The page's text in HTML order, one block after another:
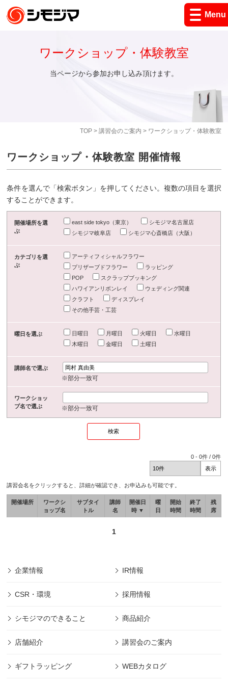
Menu
TOP> 講習会のご案内 > ワークショップ・体験教室
ワークショップ・体験教室
当ページから参加お申し込み頂けます。
ワークショップ・体験教室 開催情報
条件を選んで「検索ボタン」を押してください。複数の項目を選択
することができます。
開催場所を選
ぶ
east side tokyo（東京）
シモジマ名古屋店
シモジマ岐阜店
シモジマ心斎橋店（大阪）
カテゴリを選
ぶ
アーティフィシャルフラワー
プリザーブドフラワー
ラッピング
POP
スクラップブッキング
ハワイアンリボンレイ
ウェディング関連
クラフト
ディスプレイ
その他手芸・工芸
曜日を選ぶ 日曜日 月曜日 火曜日
水曜日
木曜日
金曜日 土曜日
講師名で選ぶ
※部分一致可
ワークショッ
プ名で選ぶ
※部分一致可
0 -0件 /0件
講習会名をクリックすると、詳細が確認でき、お申込みも可能です。
開催場所
ワークシ
ョップ名
サブタイ
トル
講師
名
開催日
時 ▼
曜
日
開始
時間
終了
時間
残
席
1
企業情報 IR情報
CSR・環境 採用情報
シモジマのできること 商品紹介
店舗紹介 講習会のご案内
ギフトラッピング WEBカタログ